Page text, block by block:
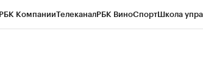
РБК КомпанииТелеканалРБК ВиноСпортШкола